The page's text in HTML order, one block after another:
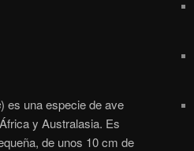
)​ es una especie de ave
y Australasia. Es
de unos 10 cm de